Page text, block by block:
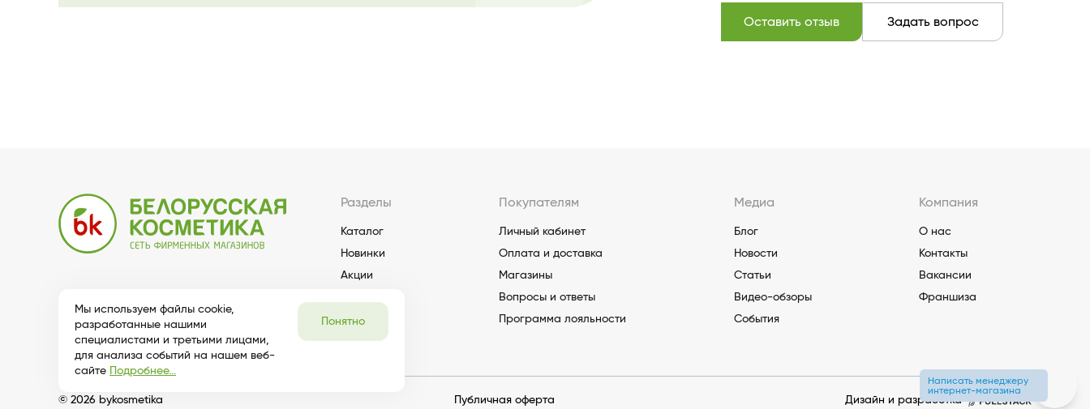
Оставить отзыв Задать вопрос
Разделы
Каталог
Новинки
Акции
Покупателям
Личный кабинет
Оплата и доставка
Магазины
Вопросы и ответы
Программа лояльности
Медиа
Блог
Новости
Статьи
Видео-обзоры
События
Компания
О нас
Контакты
Вакансии
Франшиза
© 2026 bykosmetika Публичная оферта Дизайн и разработка
Мы используем файлы cookie,
разработанные нашими
специалистами и третьими лицами,
для анализа событий на нашем веб-
сайте Подробнее...
Понятно
Написать менеджеру
интернет-магазина